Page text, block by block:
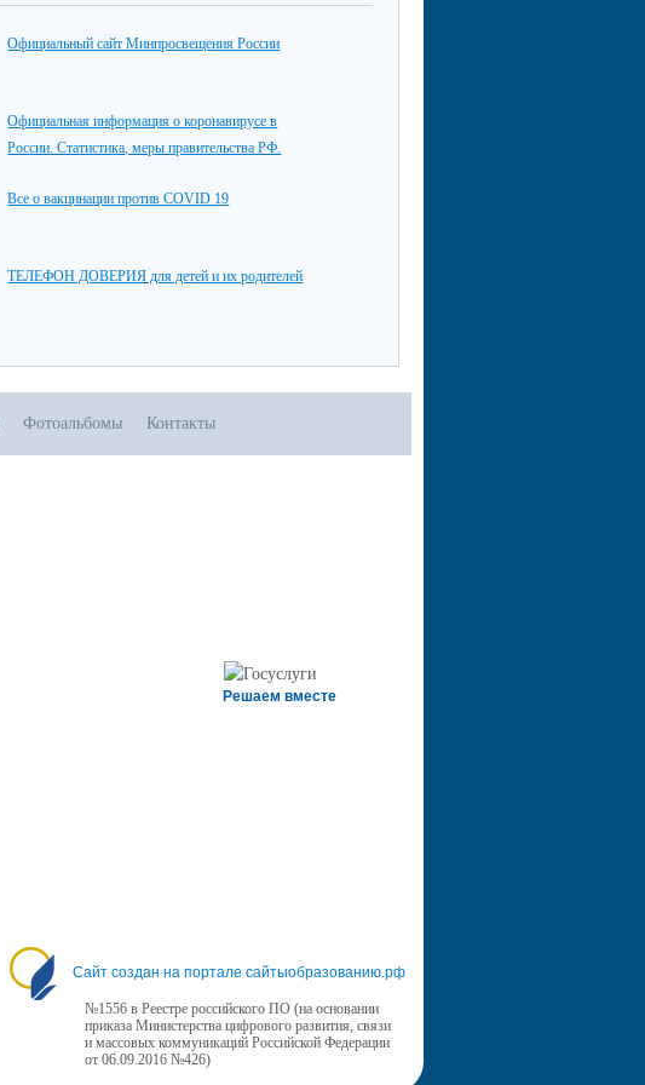
Официальный сайт Минпросвещения России
Официальная информация о коронавирусе в
России. Статистика, меры правительства РФ.
Все о вакцинации против COVID 19
ТЕЛЕФОН ДОВЕРИЯ для детей и их родителей
Фотоальбомы Контакты
Решаем вместе
Сайт создан на портале сайтыобразованию.рф
№1556 в Реестре российского ПО (на основании
приказа Министерства цифрового развития, связи
и массовых коммуникаций Российской Федерации
от 06.09.2016 №426)